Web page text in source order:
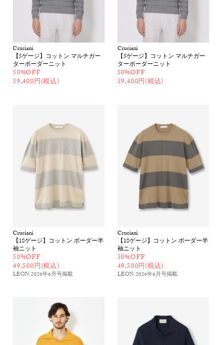
Cruciani
【5ゲージ】コットン マルチガー
ターボーダーニット
50%OFF
59,400円(税込)
Cruciani
【5ゲージ】コットン マルチガー
ターボーダーニット
50%OFF
59,400円(税込)
Cruciani
【18ゲージ】コットン ボーダー半
袖ニット
50%OFF
49,500円(税込)
LEON 2026年6月号掲載
Cruciani
【18ゲージ】コットン ボーダー半
袖ニット
50%OFF
49,500円(税込)
LEON 2026年6月号掲載